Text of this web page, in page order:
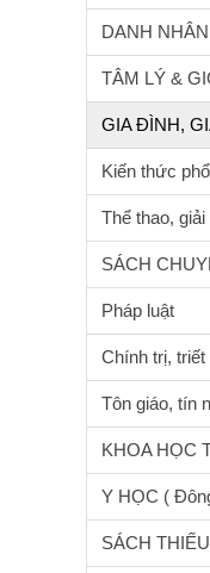
DANH NHÂN
TÂM LÝ &
GIA ĐÌNH,
Kiến thức
Thể thao,
SÁCH
Pháp luật
Chính trị, triết
Tôn giáo, tín
KHOA HỌC
Y HỌC (
SÁCH